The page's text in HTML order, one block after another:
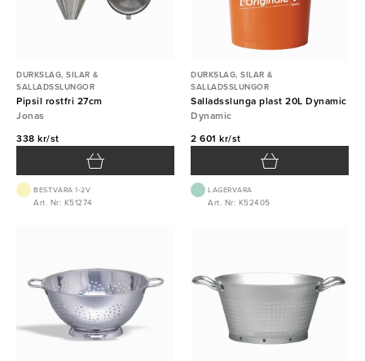
DURKSLAG, SILAR &
SALLADSSLUNGOR
Pipsil rostfri 27cm
Jonas
338 kr/st
BEST.VARA 1-2V
Art. Nr: K51274
DURKSLAG, SILAR &
SALLADSSLUNGOR
Salladsslunga plast 20L Dynamic
Dynamic
2 601 kr/st
LAGERVARA
Art. Nr: K52405